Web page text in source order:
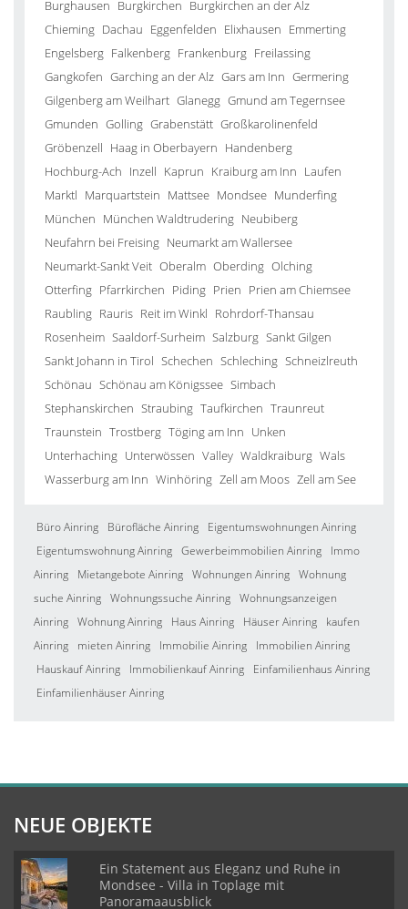
Burghausen Burgkirchen Burgkirchen an der Alz
Chieming Dachau Eggenfelden Elixhausen Emmerting
Engelsberg Falkenberg Frankenburg Freilassing
Gangkofen Garching an der Alz Gars am Inn Germering
Gilgenberg am Weilhart Glanegg Gmund am Tegernsee
Gmunden Golling Grabenstätt Großkarolinenfeld
Gröbenzell Haag in Oberbayern Handenberg
Hochburg-Ach Inzell Kaprun Kraiburg am Inn Laufen
Marktl Marquartstein Mattsee Mondsee Munderfing
München München Waldtrudering Neubiberg
Neufahrn bei Freising Neumarkt am Wallersee
Neumarkt-Sankt Veit Oberalm Oberding Olching
Otterfing Pfarrkirchen Piding Prien Prien am Chiemsee
Raubling Rauris Reit im Winkl Rohrdorf-Thansau
Rosenheim Saaldorf-Surheim Salzburg Sankt Gilgen
Sankt Johann in Tirol Schechen Schleching Schneizlreuth
Schönau Schönau am Königssee Simbach
Stephanskirchen Straubing Taufkirchen Traunreut
Traunstein Trostberg Töging am Inn Unken
Unterhaching Unterwössen Valley Waldkraiburg Wals
Wasserburg am Inn Winhöring Zell am Moos Zell am See
Büro Ainring Bürofläche Ainring
Eigentumswohnungen Ainring
Eigentumswohnung Ainring Gewerbeimmobilien Ainring
Immo
Ainring
Mietangebote Ainring Wohnungen Ainring Wohnung
suche Ainring Wohnungssuche Ainring Wohnungsanzeigen
Ainring Wohnung Ainring Haus Ainring Häuser Ainring
kaufen
Ainring
mieten Ainring Immobilie Ainring
Immobilien Ainring
Hauskauf Ainring
Immobilienkauf Ainring
Einfamilienhaus Ainring
Einfamilienhäuser Ainring
NEUE OBJEKTE
Ein Statement aus Eleganz und Ruhe in
Mondsee - Villa in Toplage mit
Panoramaausblick